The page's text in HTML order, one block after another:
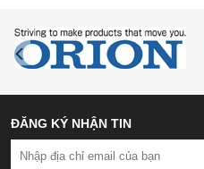
ĐĂNG KÝ NHẬN TIN